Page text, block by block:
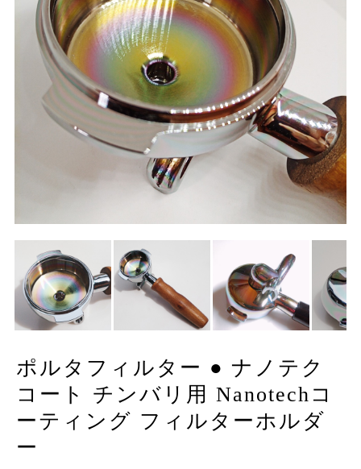
ポルタフィルター ● ナノテク
コート チンバリ用 Nanotechコ
ーティング フィルターホルダ
ー